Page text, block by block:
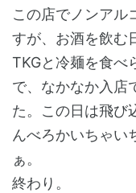
この店でノンアル
すが、お酒を飲む
TKGと冷麺を食べ
で、なかなか入店
た。この日は飛び
んべろかいちゃい
ぁ。
終わり。